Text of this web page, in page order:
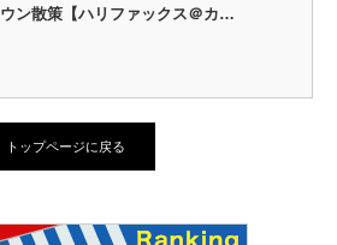
ウン散策【ハリファックス＠カ…
トップページに戻る